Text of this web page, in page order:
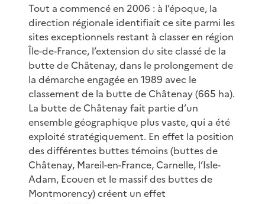
Tout a commencé en 2006 : à l’époque, la
direction régionale identifiait ce site parmi les
sites exceptionnels restant à classer en région
Île-de-France, l’extension du site classé de la
butte de Châtenay, dans le prolongement de
la démarche engagée en 1989 avec le
classement de la butte de Châtenay (665 ha).
La butte de Châtenay fait partie d’un
ensemble géographique plus vaste, qui a été
exploité stratégiquement. En effet la position
des différentes buttes témoins (buttes de
Châtenay, Mareil-en-France, Carnelle, l’Isle-
Adam, Ecouen et le massif des buttes de
Montmorency) créent un effet